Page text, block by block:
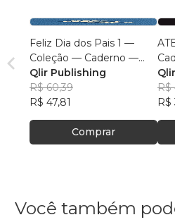
Feliz Dia dos Pais 1 —
Coleção — Caderno —
120 Páginas — Capa Mole
— Linhas Cinza-Claro —
Sem Margens — 15,24 x
22,86 cm (6 x 9 inches)
Qlir Publishing
R$ 60,39
R$ 47,81
Comprar
—
R$
R$
Você também